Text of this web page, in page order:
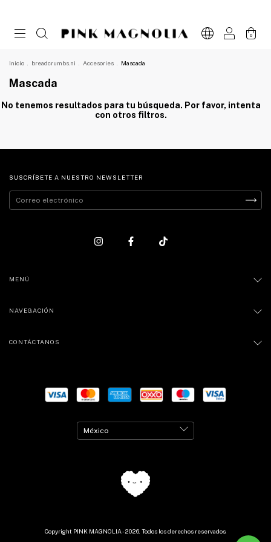
0
Inicio . breadcrumbs.ni . Accesories . Mascada
Mascada
No tenemos resultados para tu búsqueda. Por favor, intenta
con otros filtros.
SUSCRÍBETE A NUESTRO NEWSLETTER
MENÚ
NAVEGACIÓN
CONTÁCTANOS
Copyright PINK MAGNOLIA - 2026. Todos los derechos reservados.